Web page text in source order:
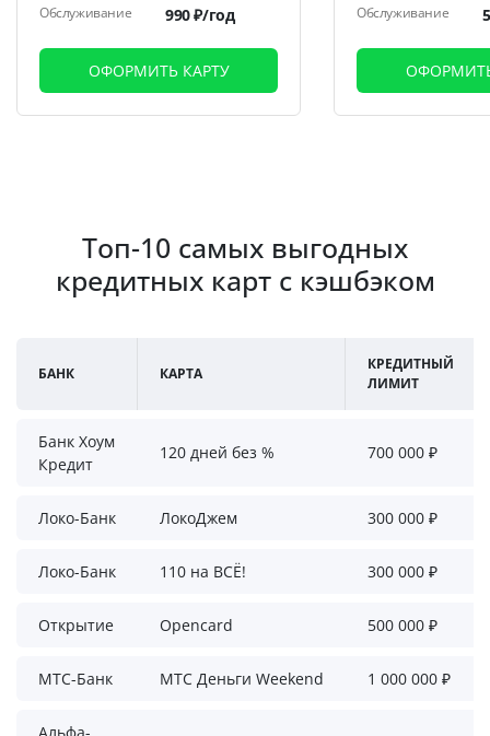
Обслуживание 990 ₽/год
ОФОРМИТЬ КАРТУ
Обслуживание
Топ-10 самых выгодных
кредитных карт с кэшбэком
БАНК КАРТА
КРЕДИТНЫЙ
ЛИМИТ
Банк Хоум
Кредит
120 дней без % 700 000 ₽
Локо-Банк ЛокоДжем 300 000 ₽
Локо-Банк 110 на ВСЁ! 300 000 ₽
Открытие Opencard 500 000 ₽
МТС-Банк МТС Деньги Weekend 1 000 000 ₽